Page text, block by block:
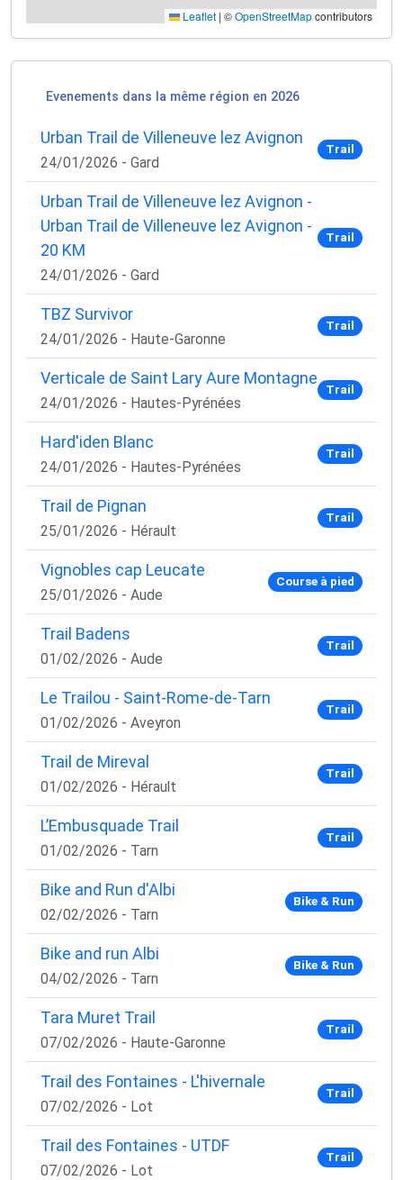
🚴‍♂️ Rejoignez la communauté des coureurs
et triathlètes passionnés
Rejoignez des milliers de sportifs passionnés et
recevez chaque mois :
✅ Des astuces de pros pour progresser plus vite
✅ Descodes promo et bons plans partenaires
1 email / mois. Zéro spam. 100 % utile.
Email
Oui, je veux progresser 💪
Aucun spam, vous pouvez vous désinscrire à tout
Leaflet | ©OpenStreetMapcontributors
Evenements dans la même région en 2026
Urban Trail de Villeneuve lez Avignon
24/01/2026 - Gard
Trail
Urban Trail de Villeneuve lez Avignon -
Urban Trail de Villeneuve lez Avignon -
20 KM
24/01/2026 - Gard
Trail
TBZ Survivor
24/01/2026 - Haute-Garonne
Trail
Verticale de Saint Lary Aure Montagne
24/01/2026 - Hautes-Pyrénées
Trail
Hard'iden Blanc
24/01/2026 - Hautes-Pyrénées
Trail
Trail de Pignan
25/01/2026 - Hérault
Trail
Vignobles cap Leucate
25/01/2026 - Aude
Course à pied
Trail Badens
01/02/2026 - Aude
Trail
Le Trailou - Saint-Rome-de-Tarn
01/02/2026 - Aveyron
Trail
Trail de Mireval
01/02/2026 - Hérault
Trail
L’Embusquade Trail
01/02/2026 - Tarn
Trail
Bike and Run d'Albi
02/02/2026 - Tarn
Bike & Run
Bike and run Albi
04/02/2026 - Tarn
Bike & Run
Tara Muret Trail
07/02/2026 - Haute-Garonne
Trail
Trail des Fontaines - L'hivernale
07/02/2026 - Lot
Trail
Trail des Fontaines - UTDF
07/02/2026 - Lot
Trail